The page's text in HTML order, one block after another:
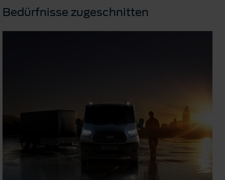
Bedürfnisse zugeschnitten